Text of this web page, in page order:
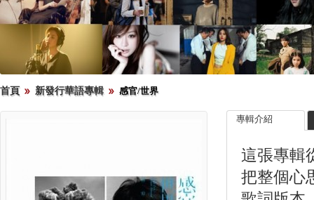
首頁 新發行華語專輯 感官/世界
專輯介紹
這張專輯
把整個心